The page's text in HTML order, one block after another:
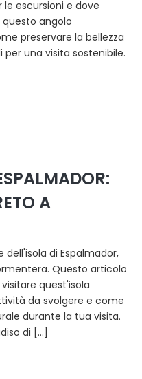
escursioni e dove
angolo
preservare la bellezza
per una visita sostenibile.
A
di Espalmador,
Questo articolo
quest'isola
da svolgere e come
durante la tua visita.
di […]